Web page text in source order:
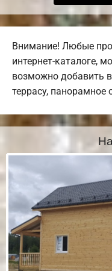
Внимание! Любые
интернет-каталоге,
возможно добавить
террасу, панорамное